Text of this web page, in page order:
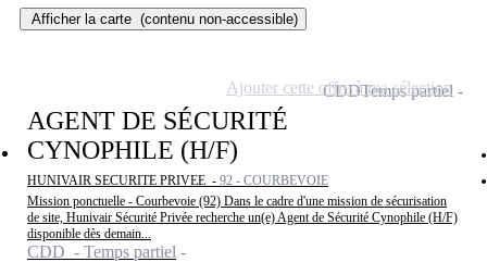
Afficher la carte (contenu non-accessible)
AGENT DE SÉCURITÉ
CYNOPHILE (H/F)
HUNIVAIR SECURITE PRIVEE - 92 - COURBEVOIE
Mission ponctuelle - Courbevoie (92) Dans le cadre d'une mission de sécurisation
de site, Hunivair Sécurité Privée recherche un(e) Agent de Sécurité Cynophile (H/F)
disponible dès demain...
CDD - Temps partiel
CDDTemps partiel
Ajouter cette offre à ma sélection